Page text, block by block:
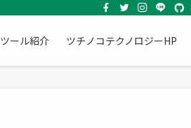
ツール紹介 ツチノコテクノロジーHP